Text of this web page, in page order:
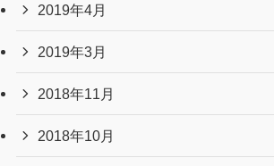
2019年4月
2019年3月
2018年11月
2018年10月